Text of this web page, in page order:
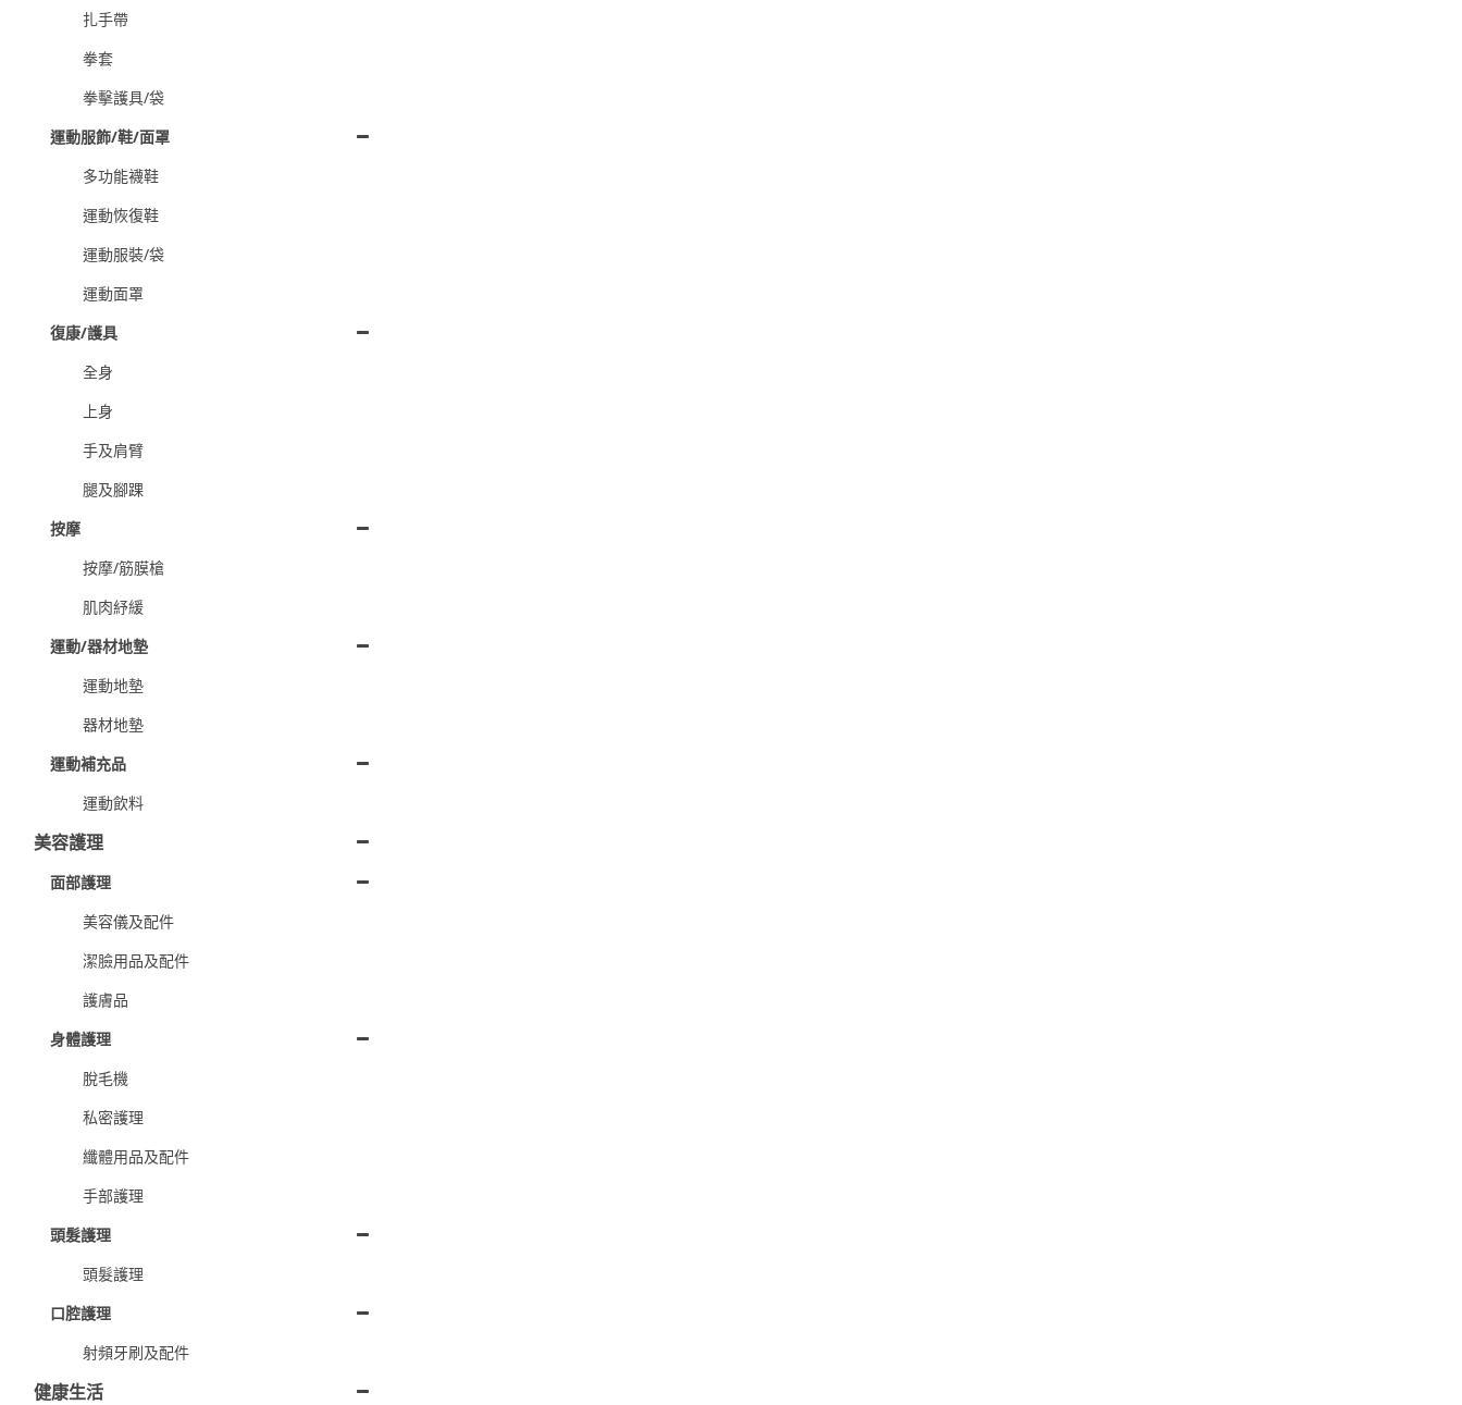
扎手帶
拳套
拳擊護具/袋
運動服飾/鞋/面罩
多功能襪鞋
運動恢復鞋
運動服裝/袋
運動面罩
復康/護具
全身
上身
手及肩臂
腿及腳踝
按摩
按摩/筋膜槍
肌肉紓緩
運動/器材地墊
運動地墊
器材地墊
運動補充品
運動飲料
美容護理
面部護理
美容儀及配件
潔臉用品及配件
護膚品
身體護理
脫毛機
私密護理
纖體用品及配件
手部護理
頭髮護理
頭髮護理
口腔護理
射頻牙刷及配件
健康生活